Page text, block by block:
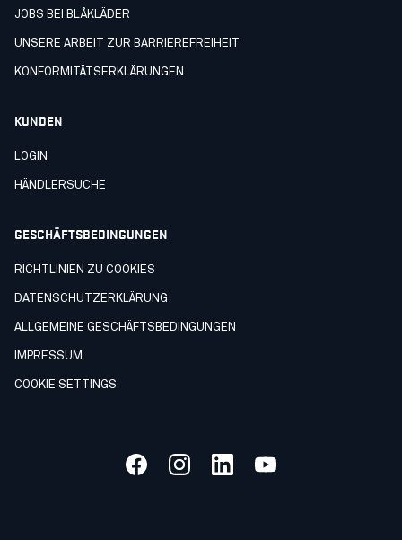
JOBS BEI BLÅKLÄDER
UNSERE ARBEIT ZUR BARRIEREFREIHEIT
KONFORMITÄTSERKLÄRUNGEN
KUNDEN
LOGIN
HÄNDLERSUCHE
GESCHÄFTSBEDINGUNGEN
RICHTLINIEN ZU COOKIES
DATENSCHUTZERKLÄRUNG
ALLGEMEINE GESCHÄFTSBEDINGUNGEN
IMPRESSUM
COOKIE SETTINGS